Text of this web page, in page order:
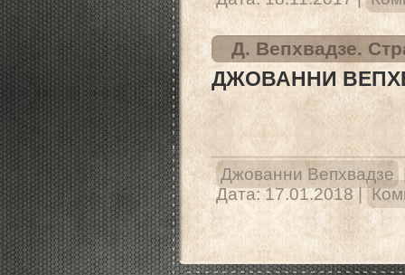
Д. Вепхвадзе.
ДЖОВАННИ
Джованни Вепхвадзе
Дата: 17.01.2018 |